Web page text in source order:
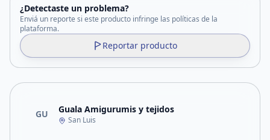
¿Detectaste un problema?
Enviá un reporte si este producto infringe las políticas de la
plataforma.
Reportar producto
GU Guala Amigurumis y tejidos
San Luis